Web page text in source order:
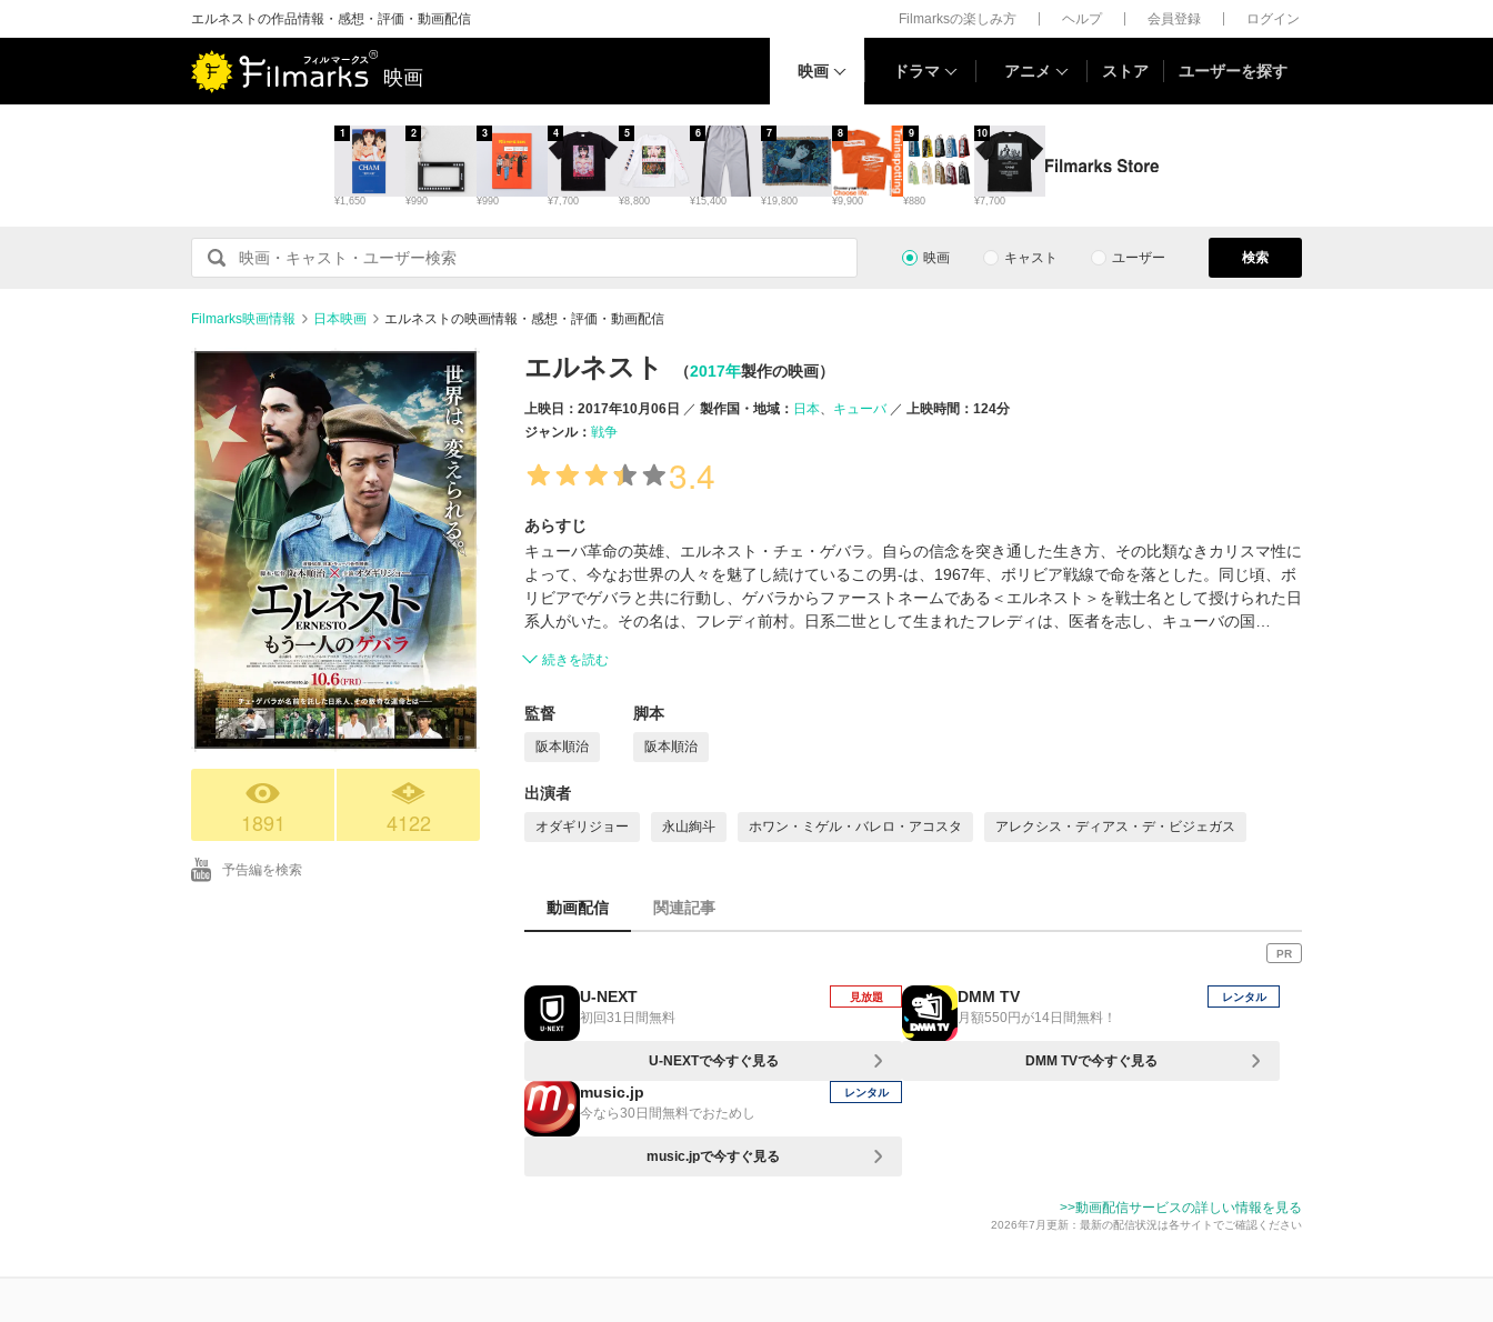
エルネストの作品情報・感想・評価・動画配信 Filmarksの楽しみ方 ヘルプ 会員登録 ログイン
映画 映画 ドラマ アニメ ストア ユーザーを探す
¥1,650
1
¥990
2
¥990
3
¥7,700
4
¥8,800
5
¥15,400
6
¥19,800
7
¥9,900
8
¥880
9
¥7,700
10
映画 キャスト ユーザー 検索
Filmarks映画情報 日本映画 エルネストの映画情報・感想・評価・動画配信
1891 4122
予告編を検索
エルネスト （2017年製作の映画）
上映日：2017年10月06日 製作国・地域： 日本 キューバ
上映時間：124分
ジャンル： 戦争
3.4
あらすじ
キューバ革命の英雄、エルネスト・チェ・ゲバラ。自らの信念を突き通した生き方、その比類なきカリスマ性に
よって、今なお世界の人々を魅了し続けているこの男-は、1967年、ボリビア戦線で命を落とした。同じ頃、ボ
リビアでゲバラと共に行動し、ゲバラからファーストネームである＜エルネスト＞を戦士名として授けられた日
系人がいた。その名は、フレディ前村。日系二世として生まれたフレディは、医者を志し、キューバの国…
続きを読む
監督
阪本順治
脚本
阪本順治
出演者
オダギリジョー 永山絢斗 ホワン・ミゲル・バレロ・アコスタ アレクシス・ディアス・デ・ビジェガス
動画配信 関連記事
PR
U-NEXT
初回31日間無料
見放題
U-NEXTで今すぐ見る
DMM TV
月額550円が14日間無料！
レンタル
DMM TVで今すぐ見る
music.jp
今なら30日間無料でおためし
レンタル
music.jpで今すぐ見る
>>動画配信サービスの詳しい情報を見る
2026年7月更新：最新の配信状況は各サイトでご確認ください